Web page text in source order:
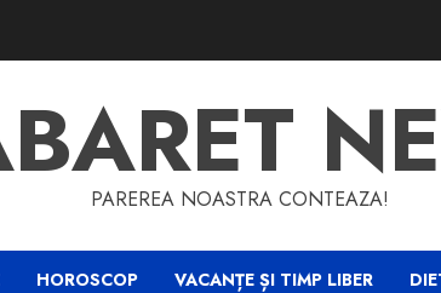
PAREREA NOASTRA CONTEAZA!
HOROSCOP VACANȚE ȘI TIMP LIBER